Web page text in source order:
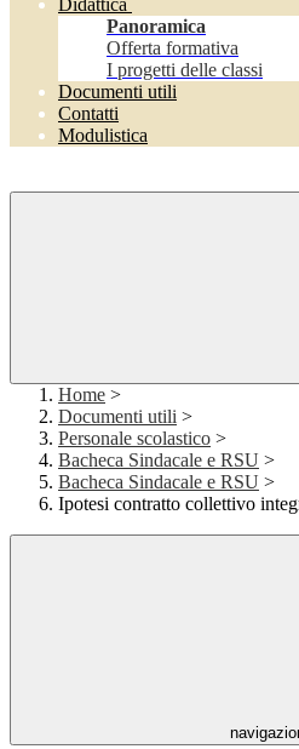
Didattica
Panoramica
Offerta formativa
I progetti delle classi
Documenti utili
Contatti
Modulistica
Home >
Documenti utili >
Personale scolastico >
Bacheca Sindacale e RSU >
Bacheca Sindacale e RSU >
Ipotesi contratto collettivo